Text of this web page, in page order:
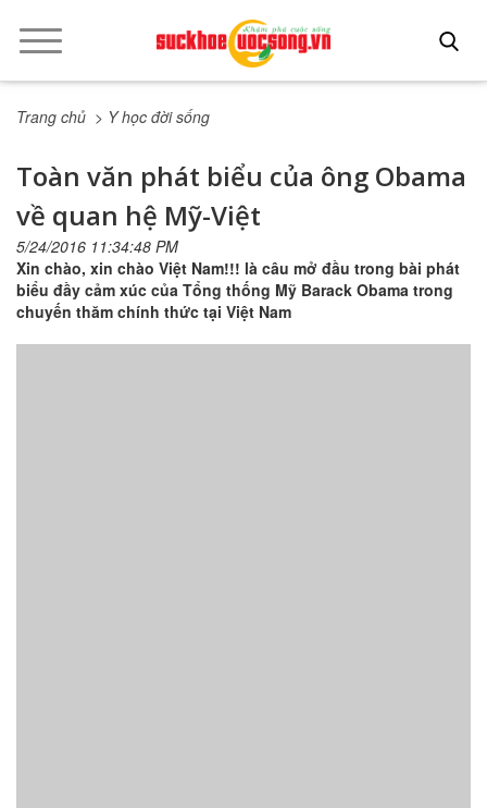
Trang chủ > Y học đời sống
Toàn văn phát biểu của ông Obama
về quan hệ Mỹ-Việt
5/24/2016 11:34:48 PM
Xin chào, xin chào Việt Nam!!! là câu mở đầu trong bài phát
biểu đầy cảm xúc của Tổng thống Mỹ Barack Obama trong
chuyến thăm chính thức tại Việt Nam